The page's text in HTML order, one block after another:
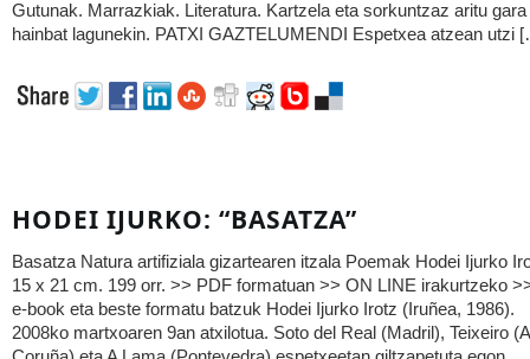
Gutunak. Marrazkiak. Literatura. Kartzela eta sorkuntzaz aritu gara
hainbat lagunekin. PATXI GAZTELUMENDI Espetxea atzean utzi
HODEI IJURKO: “BASATZA”
Basatza Natura artifiziala gizartearen itzala Poemak Hodei Ijurko
15 x 21 cm. 199 orr. >> PDF formatuan >> ON LINE irakurtzeko
e-book eta beste formatu batzuk Hodei Ijurko Irotz (Iruñea, 1986).
2008ko martxoaren 9an atxilotua. Soto del Real (Madril), Teixeiro (A